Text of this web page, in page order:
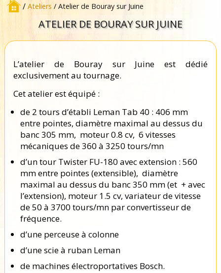
/ Ateliers / Atelier de Bouray sur Juine
ATELIER DE BOURAY SUR JUINE
L’atelier de Bouray sur Juine est dédié
exclusivement au tournage.
Cet atelier est équipé :
de 2 tours d’établi Leman Tab 40 : 406 mm
entre pointes, diamètre maximal au dessus du
banc 305 mm, moteur 0.8 cv, 6 vitesses
mécaniques de 360 à 3250 tours/mn
d’un tour Twister FU-180 avec extension : 560
mm entre pointes (extensible), diamètre
maximal au dessus du banc 350 mm (et + avec
l’extension), moteur 1.5 cv, variateur de vitesse
de 50 à 3700 tours/mn par convertisseur de
fréquence.
d’une perceuse à colonne
d’une scie à ruban Leman
de machines électroportatives Bosch.